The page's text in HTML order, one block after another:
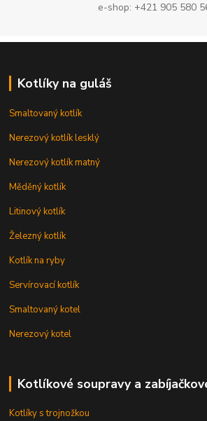
e-shop: +421 905 580
Kotlíky na guláš
Smaltovaný kotlík
Nerezový kotlík lesklý
Nerezový kotlík matný
Měděný kotlík
Litinový kotlík
Železný kotlík
Kotlík na ryby
Servírovací kotlík
Smaltovaný kotel
Nerezový kotel
Kotlíkové soupravy a
Kotlíky s trojnožkou